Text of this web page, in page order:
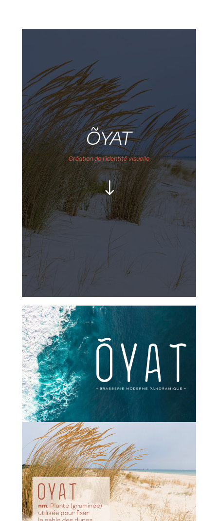
ÕYAT
Création de l’identité visuelle
"